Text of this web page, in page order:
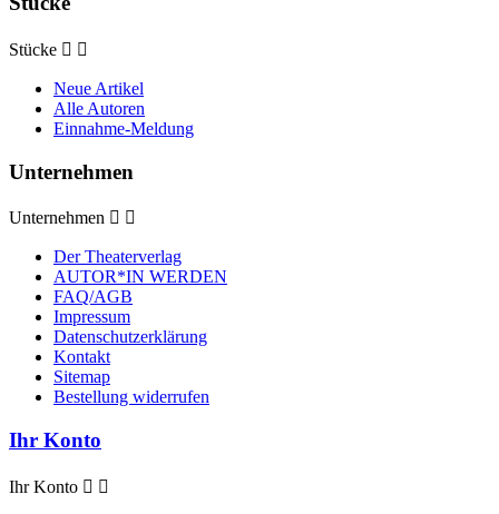
Stücke  
Neue Artikel
Alle Autoren
Einnahme-Meldung
Unternehmen
Unternehmen  
Der Theaterverlag
AUTOR*IN WERDEN
FAQ/AGB
Impressum
Datenschutzerklärung
Kontakt
Sitemap
Bestellung widerrufen
Ihr Konto
Ihr Konto  